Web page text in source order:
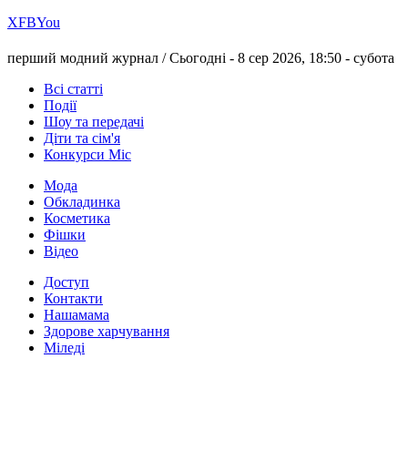
ХFBYou
перший модний журнал /Сьогодні - 8 сер 2026, 18:50 - субота
Всі статті
Події
Шоу та передачі
Діти та сім'я
Конкурси Міс
Мода
Обкладинка
Косметика
Фішки
Відео
Доступ
Контакти
Нашамама
Здорове харчування
Міледі